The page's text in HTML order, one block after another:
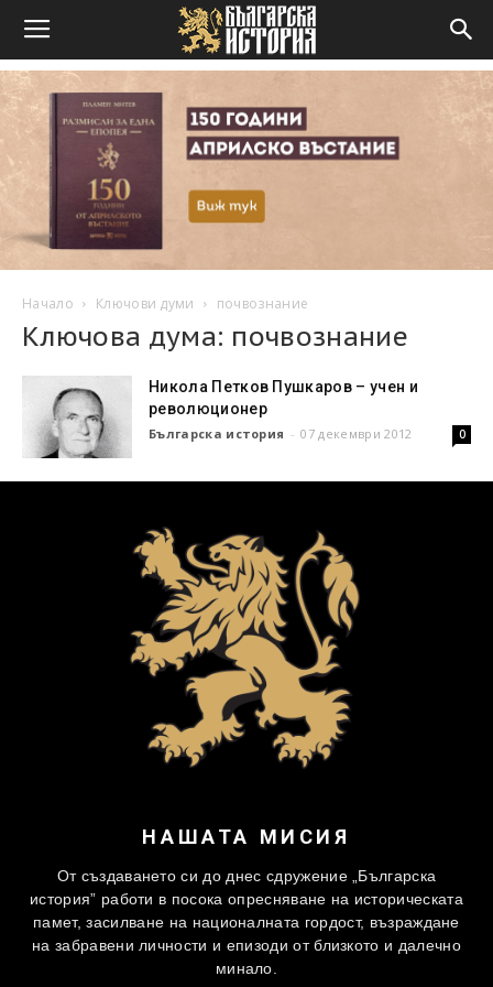
Начало Ключови думи почвознание
Ключова дума: почвознание
Никола Петков Пушкаров – учен и
революционер
Българска история - 07 декември 2012 0
НАШАТА МИСИЯ
От създаването си до днес сдружение „Българска
история” работи в посока опресняване на историческата
памет, засилване на националната гордост, възраждане
на забравени личности и епизоди от близкото и далечно
минало.